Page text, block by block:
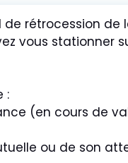
rétrocession de
vous stationner
:
(en cours de
ou de son